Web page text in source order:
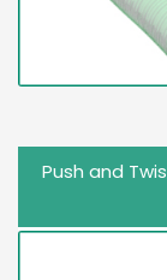
Push and